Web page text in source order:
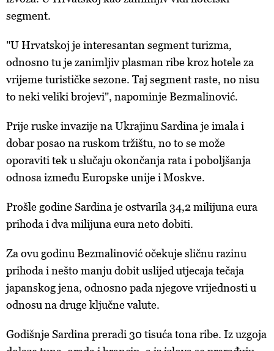
segment.
"U Hrvatskoj je interesantan segment turizma,
odnosno tu je zanimljiv plasman ribe kroz hotele za
vrijeme turističke sezone. Taj segment raste, no nisu
to neki veliki brojevi", napominje Bezmalinović.
Prije ruske invazije na Ukrajinu Sardina je imala i
dobar posao na ruskom tržištu, no to se može
oporaviti tek u slučaju okončanja rata i poboljšanja
odnosa između Europske unije i Moskve.
Prošle godine Sardina je ostvarila 34,2 milijuna eura
prihoda i dva milijuna eura neto dobiti.
Za ovu godinu Bezmalinović očekuje sličnu razinu
prihoda i nešto manju dobit uslijed utjecaja tečaja
japanskog jena, odnosno pada njegove vrijednosti u
odnosu na druge ključne valute.
Godišnje Sardina preradi 30 tisuća tona ribe. Iz uzgoja